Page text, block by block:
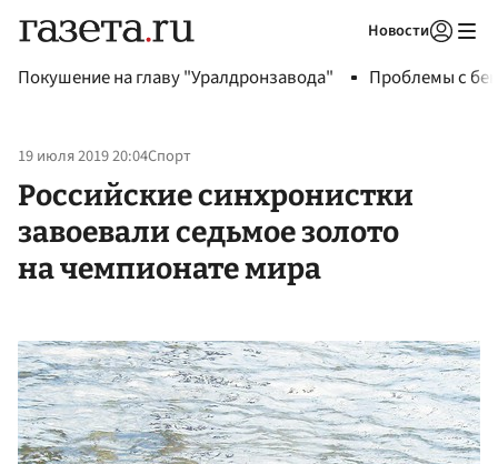
Новости
Покушение на главу "Уралдронзавода" Проблемы с
19 июля 2019 20:04Спорт
Российские синхронистки
завоевали седьмое золото
на чемпионате мира